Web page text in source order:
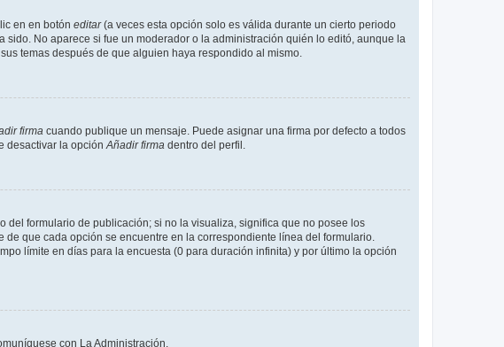
en en botón editar(a veces esta opción solo es válida durante un cierto periodo
No aparece si fue un moderador o la administración quién lo editó, aunque la
temas después de que alguien haya respondido al mismo.
firma cuando publique un mensaje. Puede asignar una firma por defecto a todos
desactivar la opción Añadir firma dentro del perfil.
formulario de publicación; si no la visualiza, significa que no posee los
que cada opción se encuentre en la correspondiente línea del formulario.
límite en días para la encuesta (0 para duración infinita) y por último la opción
con La Administración.